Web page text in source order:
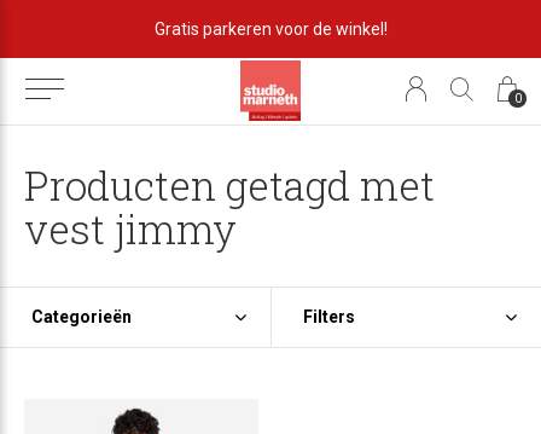
0
Gratis parkeren voor de winkel!
Producten getagd met
vest jimmy
Categorieën Filters